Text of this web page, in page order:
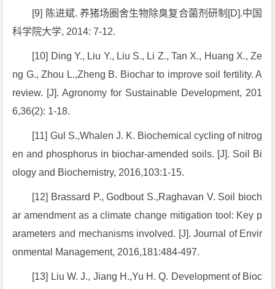
[9] 陈进斌. 养猪场圈舍生物除臭复合菌剂研制[D].中国
科学院大学, 2014: 7-12.
[10] Ding Y., Liu Y., Liu S., Li Z., Tan X., Huang X., Ze
ng G., Zhou L.,Zheng B. Biochar to improve soil fertility. A
review. [J]. Agronomy for Sustainable Development, 201
6,36(2): 1-18.
[11] Gul S.,Whalen J. K. Biochemical cycling of nitrog
en and phosphorus in biochar-amended soils. [J]. Soil Bi
ology and Biochemistry, 2016,103:1-15.
[12] Brassard P., Godbout S.,Raghavan V. Soil bioch
ar amendment as a climate change mitigation tool: Key p
arameters and mechanisms involved. [J]. Journal of Envir
onmental Management, 2016,181:484-497.
[13] Liu W. J., Jiang H.,Yu H. Q. Development of Bioc